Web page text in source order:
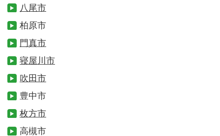
八尾市
柏原市
門真市
寝屋川市
吹田市
豊中市
枚方市
高槻市